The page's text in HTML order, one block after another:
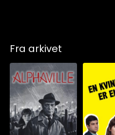
Fra arkivet